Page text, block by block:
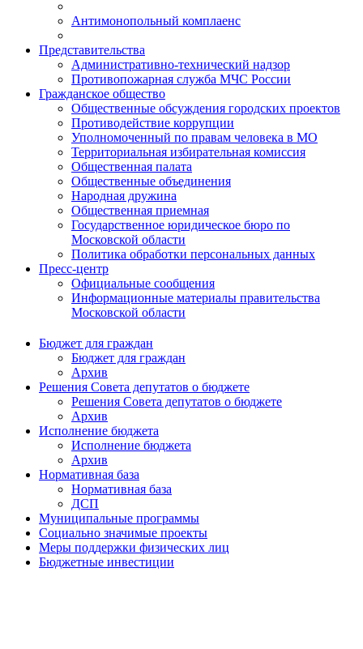
Антимонопольный комплаенс
Представительства
Административно-технический надзор
Противопожарная служба МЧС России
Гражданское общество
Общественные обсуждения городских проектов
Противодействие коррупции
Уполномоченный по правам человека в МО
Территориальная избирательная комиссия
Общественная палата
Общественные объединения
Народная дружина
Общественная приемная
Государственное юридическое бюро по
Московской области
Политика обработки персональных данных
Пресс-центр
Официальные сообщения
Информационные материалы правительства
Московской области
Бюджет для граждан
Бюджет для граждан
Архив
Решения Совета депутатов о бюджете
Решения Совета депутатов о бюджете
Архив
Исполнение бюджета
Исполнение бюджета
Архив
Нормативная база
Нормативная база
ДСП
Муниципальные программы
Социально значимые проекты
Меры поддержки физических лиц
Бюджетные инвестиции